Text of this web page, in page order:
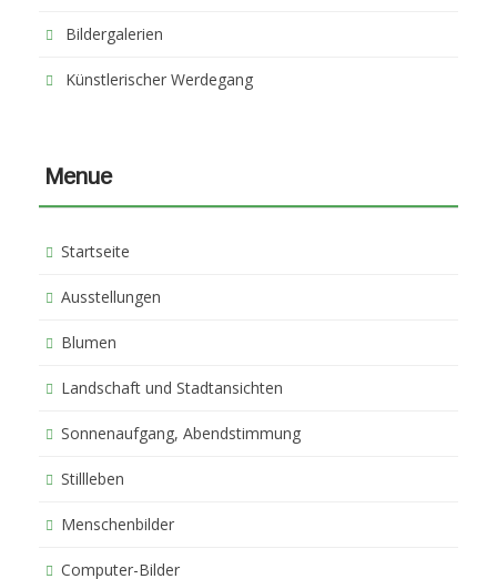
Bildergalerien
Künstlerischer Werdegang
Menue
Startseite
Ausstellungen
Blumen
Landschaft und Stadtansichten
Sonnenaufgang, Abendstimmung
Stillleben
Menschenbilder
Computer-Bilder